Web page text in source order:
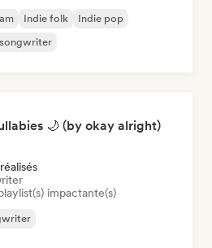
Indie folk
Indie pop
🌙 (by okay alright)
impactante(s)